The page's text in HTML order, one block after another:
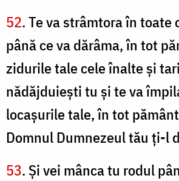
52. Te va strâmtora în toate
până ce va dărâma, în tot
zidurile tale cele înalte şi
nădăjduieşti tu şi te va
locaşurile tale, în tot
Domnul Dumnezeul tău ţi-l
53. Şi vei mânca tu rodul